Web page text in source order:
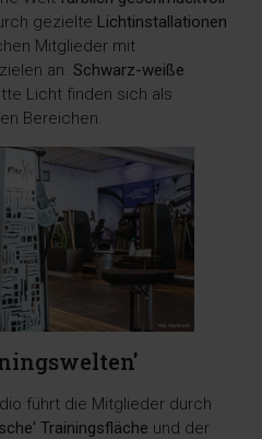
gezielte Lichtinstallationen
Mitglieder mit
an.Schwarz-weiße
Licht finden sich als
Bereichen.
führt die Mitglieder durch
Trainingsfläche und der